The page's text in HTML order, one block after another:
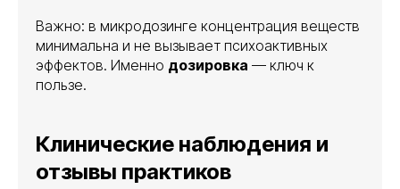
Важно: в микродозинге концентрация веществ
минимальна и не вызывает психоактивных
эффектов. Именно дозировка — ключ к
пользе.
Клинические наблюдения и
отзывы практиков